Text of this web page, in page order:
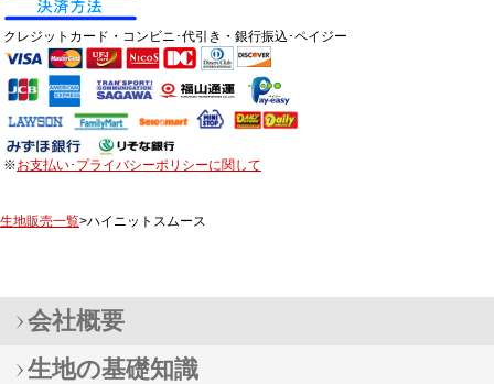
クレジットカード・コンビニ･代引き・銀行振込･ペイジー
※お支払い･プライバシーポリシーに関して
生地販売一覧>ハイニットスムース
会社概要
生地の基礎知識